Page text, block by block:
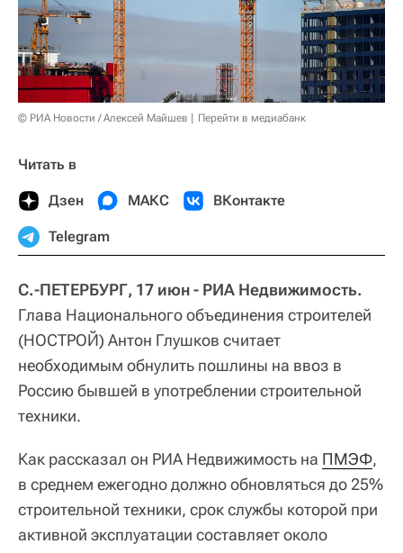
© РИА Новости / Алексей Майшев Перейти в медиабанк
Читать в
Дзен МАКС ВКонтакте
Telegram
С.-ПЕТЕРБУРГ, 17 июн - РИА Недвижимость.
Глава Национального объединения строителей
(НОСТРОЙ) Антон Глушков считает
необходимым обнулить пошлины на ввоз в
Россию бывшей в употреблении строительной
техники.
Как рассказал он РИА Недвижимость на ПМЭФ,
в среднем ежегодно должно обновляться до 25%
строительной техники, срок службы которой при
активной эксплуатации составляет около